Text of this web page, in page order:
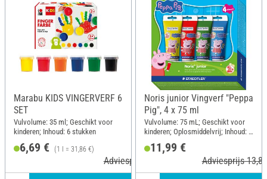
Marabu KIDS VINGERVERF 6
SET
Vulvolume: 35 ml; Geschikt voor
kinderen; Inhoud: 6 stukken
6,69 € (1 l = 31,86 €)
Adviesprijs 7,39 €
Noris junior Vingverf "Peppa
Pig", 4 x 75 ml
Vulvolume: 75 mL; Geschikt voor
kinderen; Oplosmiddelvrij; Inhoud: 4
11,99 €
Adviesprijs